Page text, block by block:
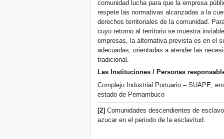
comunidad lucha para que la empresa
respete las normativas alcanzadas a la
derechos territoriales de la comunidad.
cuyo retorno al territorio se muestra
empresas, la alternativa prevista es en el
adecuadas, orientadas a atender las
tradicional.
Las Instituciones / Personas
Complejo Industrial Portuario – SUAPE,
estado de Pernambuco
[2] Comunidades descendientes de
azucar en el periodo de la esclavitud.